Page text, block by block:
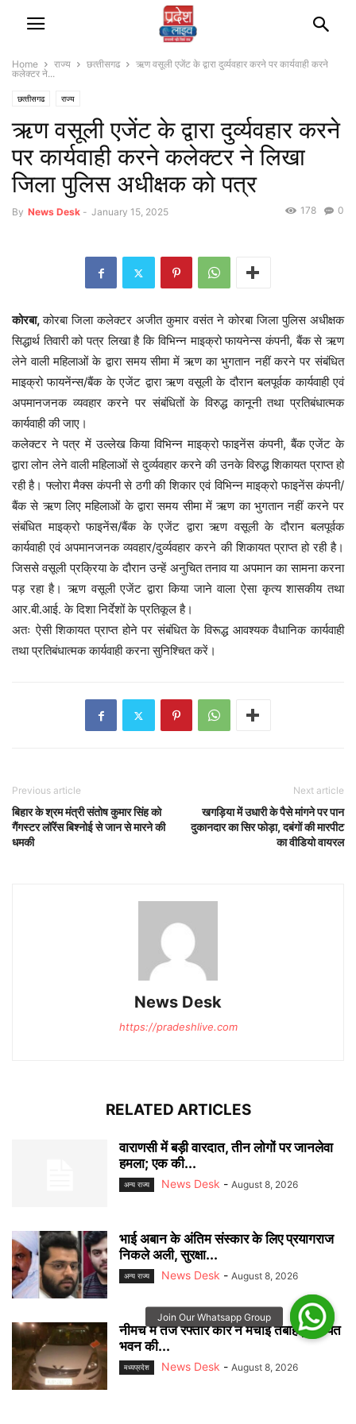
Home राज्‍य छत्‍तीसगढ
ऋण वसूली एजेंट के द्वारा दुर्व्यवहार करने पर कार्यवाही करने
कलेक्टर ने...
छत्‍तीसगढ राज्‍य
ऋण वसूली एजेंट के द्वारा दुर्व्यवहार करने
पर कार्यवाही करने कलेक्टर ने लिखा
जिला पुलिस अधीक्षक को पत्र
By News Desk - January 15, 2025 0
178
कोरबा,कोरबा जिला कलेक्टर अजीत कुमार वसंत ने कोरबा जिला पुलिस अधीक्षक
सिद्धार्थ तिवारी को पत्र लिखा है कि विभिन्न माइक्रो फायनेन्स कंपनी, बैंक से ऋण
लेने वाली महिलाओं के द्वारा समय सीमा में ऋण का भुगतान नहीं करने पर संबंधित
माइक्रो फायनेंन्स/बैंक के एजेंट द्वारा ऋण वसूली के दौरान बलपूर्वक कार्यवाही एवं
अपमानजनक व्यवहार करने पर संबंधितों के विरुद्ध कानूनी तथा प्रतिबंधात्मक
कार्यवाही की जाए।
कलेक्टर ने पत्र में उल्लेख किया विभिन्न माइक्रो फाइनेंस कंपनी, बैंक एजेंट के
द्वारा लोन लेने वाली महिलाओं से दुर्व्यवहार करने की उनके विरुद्ध शिकायत प्राप्त हो
रही है। फ्लोरा मैक्स कंपनी से ठगी की शिकार एवं विभिन्न माइक्रो फाइनेंस कंपनी/
बैंक से ऋण लिए महिलाओं के द्वारा समय सीमा में ऋण का भुगतान नहीं करने पर
संबंधित माइक्रो फाइनेंस/बैंक के एजेंट द्वारा ऋण वसूली के दौरान बलपूर्वक
कार्यवाही एवं अपमानजनक व्यवहार/दुर्व्यवहार करने की शिकायत प्राप्त हो रही है।
जिससे वसूली प्रक्रिया के दौरान उन्हें अनुचित तनाव या अपमान का सामना करना
पड़ रहा है। ऋण वसूली एजेंट द्वारा किया जाने वाला ऐसा कृत्य शासकीय तथा
आर.बी.आई. के दिशा निर्देशों के प्रतिकूल है।
अतः ऐसी शिकायत प्राप्त होने पर संबंधित के विरूद्ध आवश्यक वैधानिक कार्यवाही
तथा प्रतिबंधात्मक कार्यवाही करना सुनिश्चित करें।
Previous article
बिहार के श्रम मंत्री संतोष कुमार सिंह को
गैंगस्टर लॉरेंस बिश्नोई से जान से मारने की
धमकी
Next article
खगड़िया में उधारी के पैसे मांगने पर पान
दुकानदार का सिर फोड़ा, दबंगों की मारपीट
का वीडियो वायरल
News Desk
https://pradeshlive.com
RELATED ARTICLES
वाराणसी में बड़ी वारदात, तीन लोगों पर जानलेवा
हमला; एक की...
अन्‍य राज्‍य News Desk - August 8, 2026
भाई अबान के अंतिम संस्कार के लिए प्रयागराज
निकले अली, सुरक्षा...
अन्‍य राज्‍य News Desk - August 8, 2026
नीमच में तेज रफ्तार कार ने मचाई तबाही, पंचायत
भवन की...
मध्यप्रदेश News Desk - August 8, 2026